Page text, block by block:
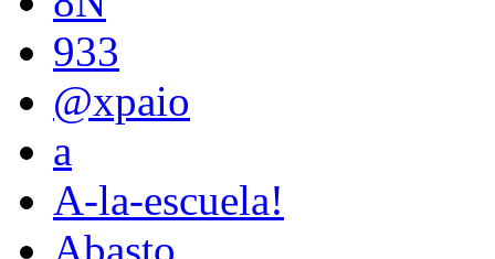
933
@xpaio
a
A-la-escuela!